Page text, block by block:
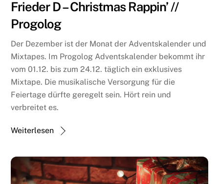
Frieder D – Christmas Rappin’ //
Progolog
Der Dezember ist der Monat der Adventskalender und
Mixtapes. Im Progolog Adventskalender bekommt ihr
vom 01.12. bis zum 24.12. täglich ein exklusives
Mixtape. Die musikalische Versorgung für die
Feiertage dürfte geregelt sein. Hört rein und
verbreitet es.
Weiterlesen